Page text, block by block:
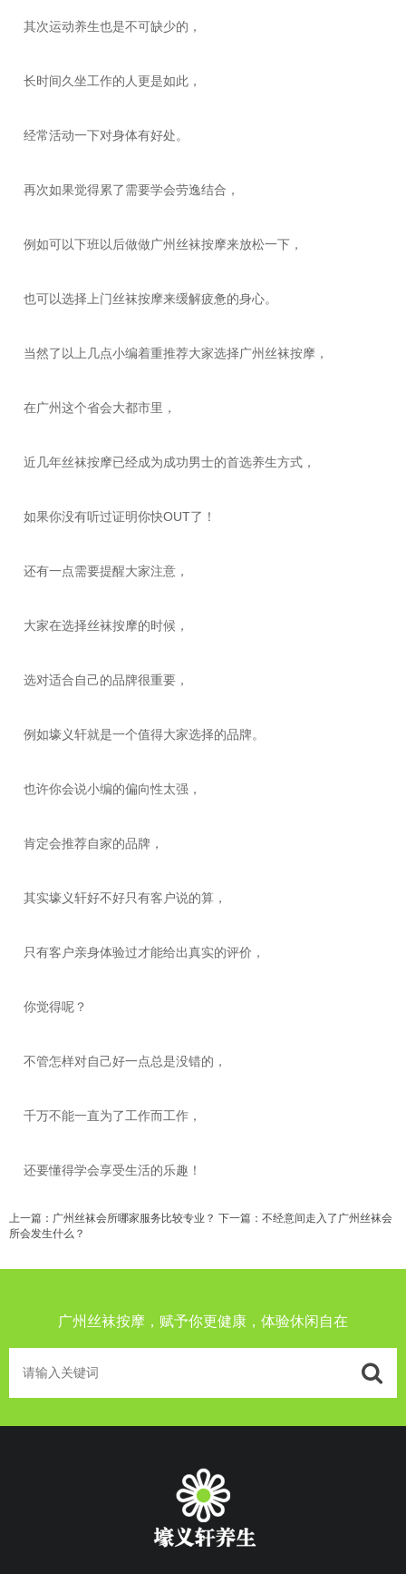
其次运动养生也是不可缺少的，
长时间久坐工作的人更是如此，
经常活动一下对身体有好处。
再次如果觉得累了需要学会劳逸结合，
例如可以下班以后做做广州丝袜按摩来放松一下，
也可以选择上门丝袜按摩来缓解疲惫的身心。
当然了以上几点小编着重推荐大家选择广州丝袜按摩，
在广州这个省会大都市里，
近几年丝袜按摩已经成为成功男士的首选养生方式，
如果你没有听过证明你快OUT了！
还有一点需要提醒大家注意，
大家在选择丝袜按摩的时候，
选对适合自己的品牌很重要，
例如壕义轩就是一个值得大家选择的品牌。
也许你会说小编的偏向性太强，
肯定会推荐自家的品牌，
其实壕义轩好不好只有客户说的算，
只有客户亲身体验过才能给出真实的评价，
你觉得呢？
不管怎样对自己好一点总是没错的，
千万不能一直为了工作而工作，
还要懂得学会享受生活的乐趣！
上一篇： 广州丝袜会所哪家服务比较专业？ 下一篇： 不经意间走入了广州丝袜会
所会发生什么？
广州丝袜按摩，赋予你更健康，体验休闲自在